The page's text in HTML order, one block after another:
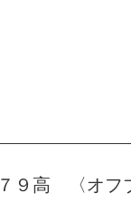
高 〈オフ